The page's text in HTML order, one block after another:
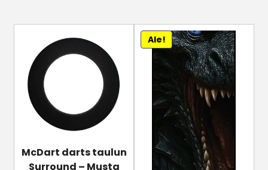
McDart darts taulun
Surround – Musta
Ale!